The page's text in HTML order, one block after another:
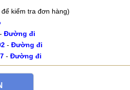
để kiểm tra đơn hàng)
- Đường đi
- Đường đi
- Đường đi